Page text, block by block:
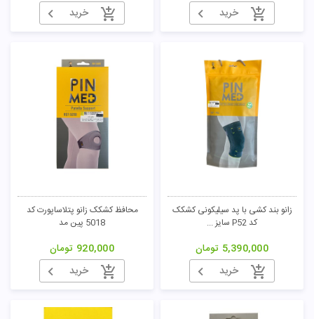
خرید
خرید
زانو بند کشی با پد سیلیکونی کشکک
کد P52 سایز ...
5,390,000 تومان
خرید
محافظ کشکک زانو پتلاساپورت کد
5018 پین مد
920,000 تومان
خرید